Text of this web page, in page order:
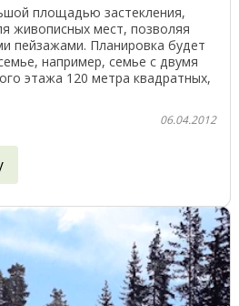
площадью застекления,
живописных мест, позволяя
пейзажами. Планировка будет
например, семье с двумя
этажа 120 метра квадратных,
06.04.2012